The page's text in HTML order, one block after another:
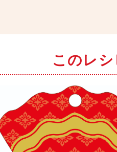
このレ